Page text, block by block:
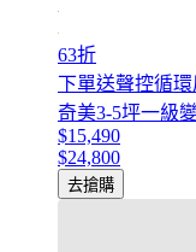
63折
下單送聲控循環
奇美3-5坪一級
$15,490
$24,800
去搶購